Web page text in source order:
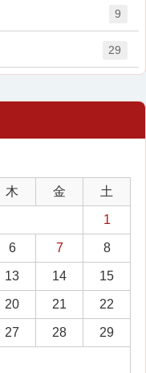
9
29
木 金 土
1
6 7 8
13 14 15
20 21 22
27 28 29